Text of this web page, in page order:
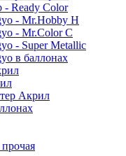
- Ready Color
- Mr.Hobby H
- Mr.Color C
- Super Metallic
в баллонах
Акрил